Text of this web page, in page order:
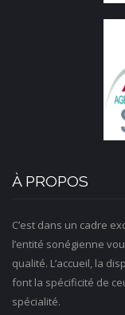
À PROPOS
C’est dans un cadre
l’entité sonégienne
qualité. L’accueil, la
font la spécificité de
spécialité.